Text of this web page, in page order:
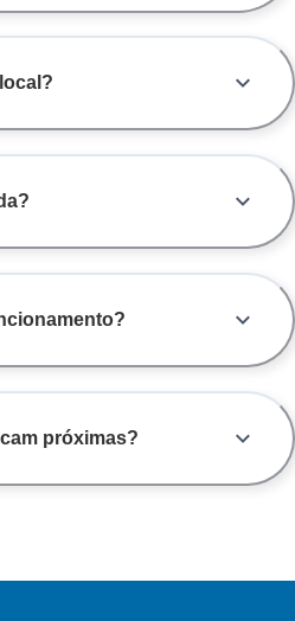
próximas?